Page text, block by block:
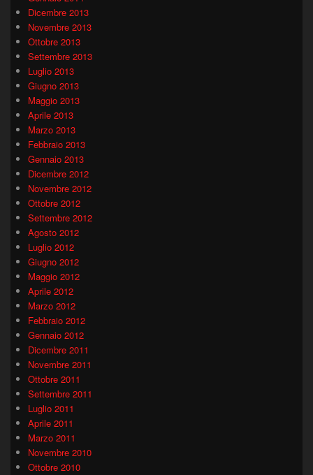
Dicembre 2013
Novembre 2013
Ottobre 2013
Settembre 2013
Luglio 2013
Giugno 2013
Maggio 2013
Aprile 2013
Marzo 2013
Febbraio 2013
Gennaio 2013
Dicembre 2012
Novembre 2012
Ottobre 2012
Settembre 2012
Agosto 2012
Luglio 2012
Giugno 2012
Maggio 2012
Aprile 2012
Marzo 2012
Febbraio 2012
Gennaio 2012
Dicembre 2011
Novembre 2011
Ottobre 2011
Settembre 2011
Luglio 2011
Aprile 2011
Marzo 2011
Novembre 2010
Ottobre 2010